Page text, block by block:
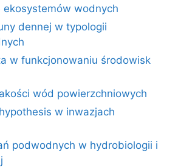
wodnych
dennej w typologii
w funkcjonowaniu środowisk
wód powierzchniowych
w inwazjach
podwodnych w hydrobiologii i